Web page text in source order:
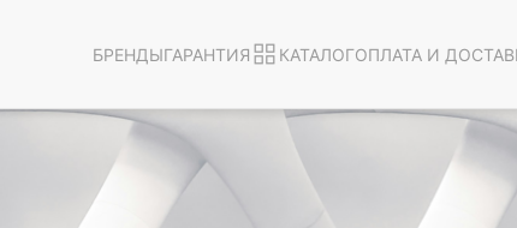
БРЕНДЫГАРАНТИЯ КАТАЛОГОПЛАТА И